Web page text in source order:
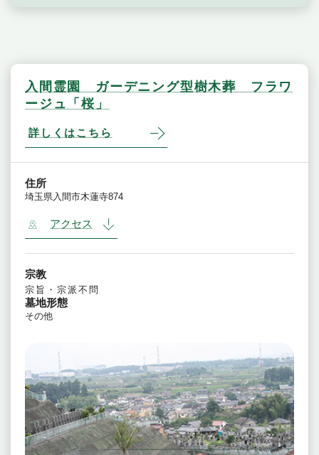
入間霊園 ガーデニング型樹木葬 フラワ
ージュ「桜」
詳しくはこちら
住所
埼玉県入間市木蓮寺874
アクセス
宗教
宗旨・宗派不問
墓地形態
その他